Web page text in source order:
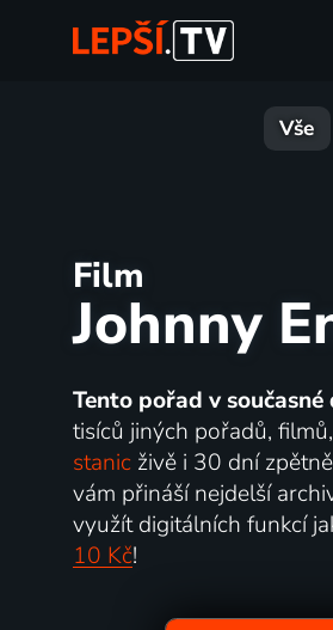
Vše
Film
Johnny
Tento pořad v
tisíců jiných pořadů,
stanicživě i 30 dní
vám přináší nejdelší
využít digitálních funkcí
10 Kč!